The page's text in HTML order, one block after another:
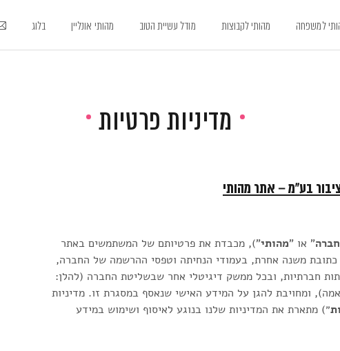
למשפחה מהותי לקבוצות מודל עשיית הטוב מהותי אונליין בלוג
מדיניות פרטיות
בע"מ – אתר מהותי
" או "מהותי"), מכבדת את פרטיותם של המשתמשים באתר
משנה אחרת, בעמודי הנחיתה וטפסי ההרשמה של החברה,
חברתיות, ובכל ממשק דיגיטלי אחר שבשליטת החברה (להלן:
ומחויבת להגן על המידע האישי שנאסף במסגרת זו. מדיניות
״) מתארת את המדיניות שלנו בנוגע לאיסוף ושימוש במידע